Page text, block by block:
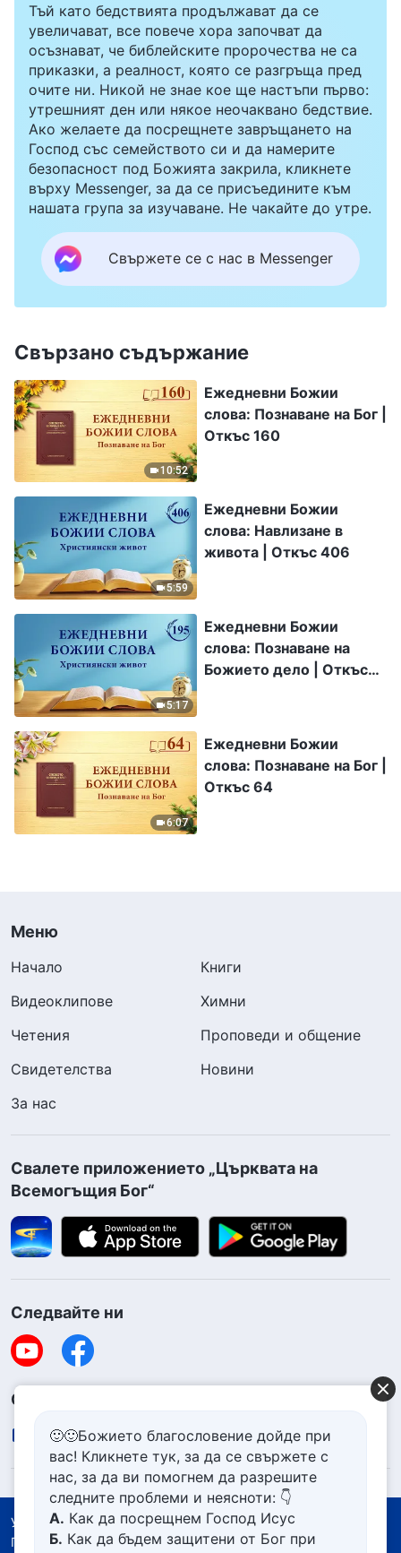
Тъй като бедствията продължават да се
увеличават, все повече хора започват да
осъзнават, че библейските пророчества не са
приказки, а реалност, която се разгръща пред
очите ни. Никой не знае кое ще настъпи първо:
утрешният ден или някое неочаквано бедствие.
Ако желаете да посрещнете завръщането на
Господ със семейството си и да намерите
безопасност под Божията закрила, кликнете
върху Messenger, за да се присъедините към
нашата група за изучаване. Не чакайте до утре.
Свържете се с нас в Messenger
Свързано съдържание
10:52
Ежедневни Божии
слова: Познаване на Бог |
Откъс 160
5:59
Ежедневни Божии
слова: Навлизане в
живота | Откъс 406
5:17
Ежедневни Божии
слова: Познаване на
Божието дело | Откъс
6:07
Ежедневни Божии
слова: Познаване на Бог |
Откъс 64
Меню
Начало
Книги
Видеоклипове
Химни
Четения
Проповеди и общение
Свидетелства
Новини
За нас
Свалете приложението „Църквата на
Всемогъщия Бог“
Следвайте ни
Свържете се с нас
contact.bg@godfootsteps.org
Условия за ползване
Политика за поверителност
🙂🙂Божието благословение дойде при
вас! Кликнете тук, за да се свържете с
нас, за да ви помогнем да разрешите
следните проблеми и неясноти: 👇
А. Как да посрещнем Господ Исус
Б. Как да бъдем защитени от Бог при